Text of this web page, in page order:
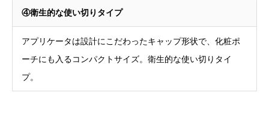
④衛生的な使い切りタイプ
アプリケータは設計にこだわったキャップ形状で、化粧ポ
ーチにも入るコンパクトサイズ。衛生的な使い切りタイ
プ。